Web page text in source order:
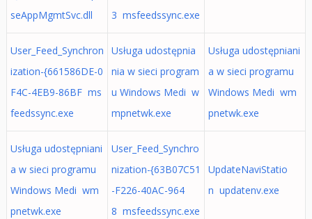
seAppMgmtSvc.dll
3 msfeedssync.exe
User_Feed_Synchron
ization-{661586DE-0
F4C-4EB9-86BF ms
feedssync.exe
Usługa udostępnia
nia w sieci program
u Windows Medi w
mpnetwk.exe
Usługa udostępniani
a w sieci programu
Windows Medi wm
pnetwk.exe
Usługa udostępniani
a w sieci programu
Windows Medi wm
pnetwk.exe
User_Feed_Synchro
nization-{63B07C51
-F226-40AC-964
8 msfeedssync.exe
UpdateNaviStatio
n updatenv.exe